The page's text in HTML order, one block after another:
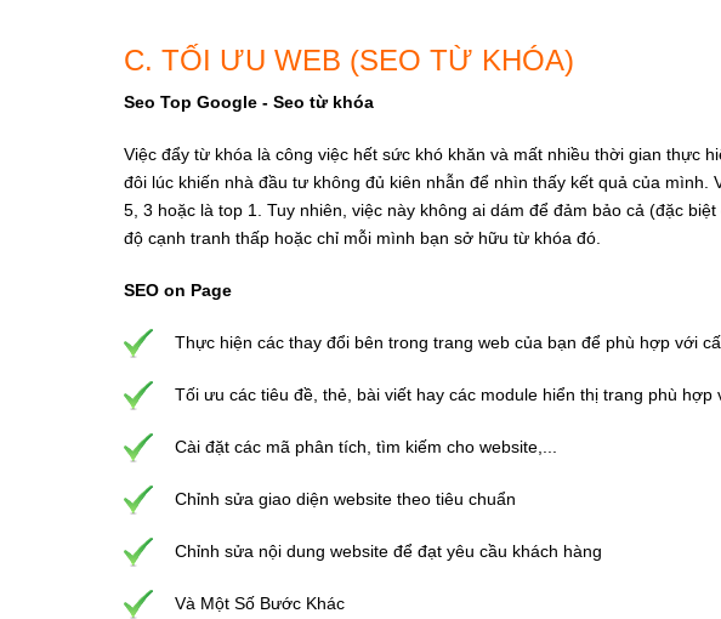
C. TỐI ƯU WEB (SEO TỪ KHÓA)
Seo Top Google - Seo từ khóa
Việc đẩy từ khóa là công việc hết sức khó khăn và mất nhiều thời gian thực
đôi lúc khiến nhà đầu tư không đủ kiên nhẫn để nhìn thấy kết quả của mình.
5, 3 hoặc là top 1. Tuy nhiên, việc này không ai dám để đảm bảo cả (đặc
độ cạnh tranh thấp hoặc chỉ mỗi mình bạn sở hữu từ khóa đó.
SEO on Page
Thực hiện các thay đổi bên trong trang web của bạn để phù hợp với
Tối ưu các tiêu đề, thẻ, bài viết hay các module hiển thị trang phù
Cài đặt các mã phân tích, tìm kiếm cho website,...
Chỉnh sửa giao diện website theo tiêu chuẩn
Chỉnh sửa nội dung website để đạt yêu cầu khách hàng
Và Một Số Bước Khác